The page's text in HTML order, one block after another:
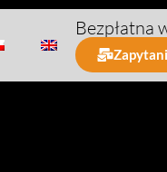
Bezpłatna